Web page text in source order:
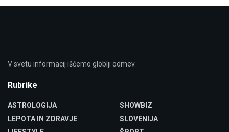
V svetu informacij iščemo globlji odmev.
Rubrike
ASTROLOGIJA
LEPOTA IN ZDRAVJE
SHOWBIZ
SLOVENIJA